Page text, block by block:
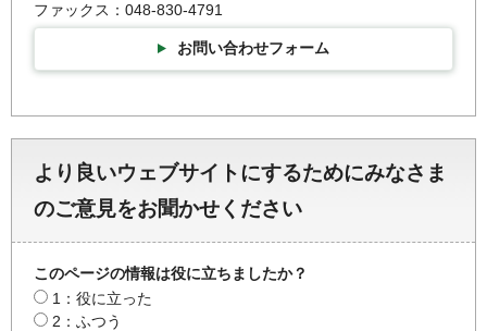
ファックス：048-830-4791
お問い合わせフォーム
より良いウェブサイトにするためにみなさま
のご意見をお聞かせください
このページの情報は役に立ちましたか？
1：役に立った
2：ふつう